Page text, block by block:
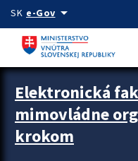
Preskocit na hlavný obsah
SK e-Govarrow_drop_down
Zastavit automatický posun
Elektronická
mimovládne
krokom